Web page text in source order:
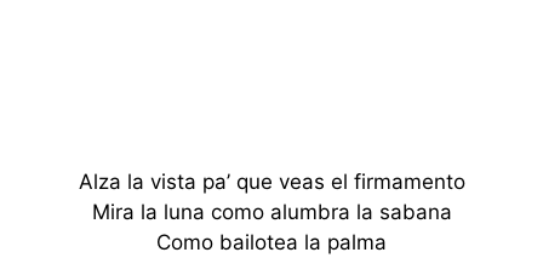
Alza la vista pa’ que veas el firmamento
Mira la luna como alumbra la sabana
Como bailotea la palma